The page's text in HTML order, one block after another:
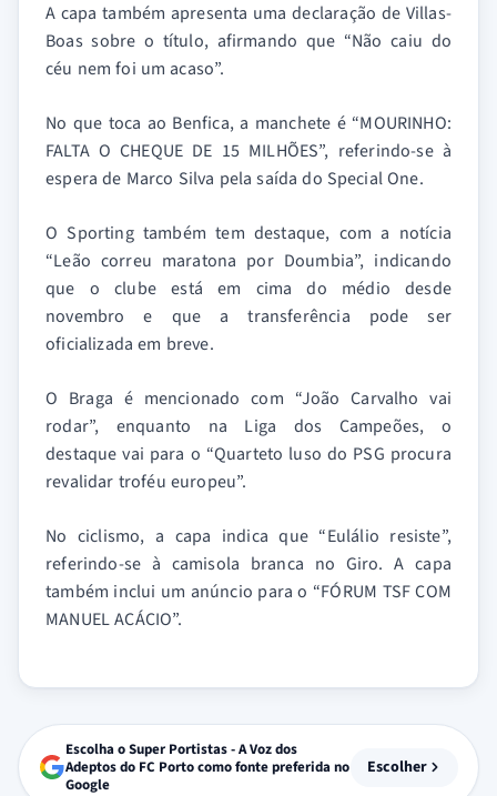
A capa também apresenta uma declaração de Villas-
Boas sobre o título, afirmando que “Não caiu do
céu nem foi um acaso”.
No que toca ao Benfica, a manchete é “MOURINHO:
FALTA O CHEQUE DE 15 MILHÕES”, referindo-se à
espera de Marco Silva pela saída do Special One.
O Sporting também tem destaque, com a notícia
“Leão correu maratona por Doumbia”, indicando
que o clube está em cima do médio desde
novembro e que a transferência pode ser
oficializada em breve.
O Braga é mencionado com “João Carvalho vai
rodar”, enquanto na Liga dos Campeões, o
destaque vai para o “Quarteto luso do PSG procura
revalidar troféu europeu”.
No ciclismo, a capa indica que “Eulálio resiste”,
referindo-se à camisola branca no Giro. A capa
também inclui um anúncio para o “FÓRUM TSF COM
MANUEL ACÁCIO”.
Escolha o Super Portistas - A Voz dos
Adeptos do FC Porto como fonte preferida no
Google
Escolher